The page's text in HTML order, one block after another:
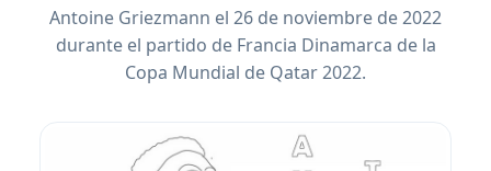
Antoine Griezmann el 26 de noviembre de 2022
durante el partido de Francia Dinamarca de la
Copa Mundial de Qatar 2022.